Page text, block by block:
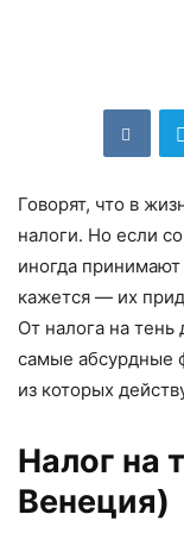
Говорят, что в
налоги. Но если
иногда
кажется — их
От налога на
самые абсурдные
из которых
Налог на
Венеция)